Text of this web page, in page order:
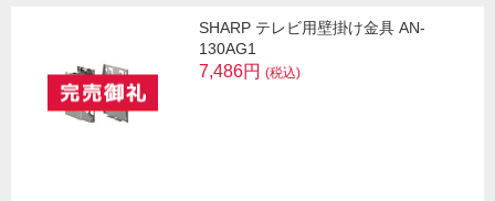
SHARP テレビ用壁掛け金具 AN-
130AG1
7,486円 (税込)